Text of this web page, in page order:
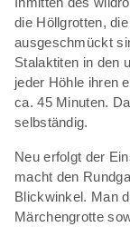
die Höllgrotten,
ausgeschmückt
Stalaktiten in den
jeder Höhle ihren
ca. 45 Minuten.
selbständig.
Neu erfolgt der
macht den
Blickwinkel. Man
Märchengrotte